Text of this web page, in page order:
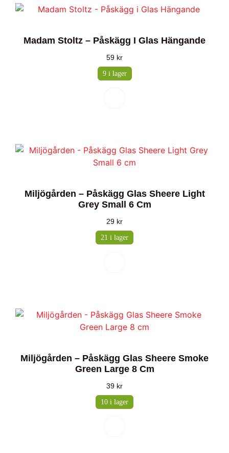
Madam Stoltz – Påskägg I Glas Hängande
59 kr
9 i lager
Miljögården – Påskägg Glas Sheere Light
Grey Small 6 Cm
29 kr
21 i lager
Miljögården – Påskägg Glas Sheere Smoke
Green Large 8 Cm
39 kr
10 i lager